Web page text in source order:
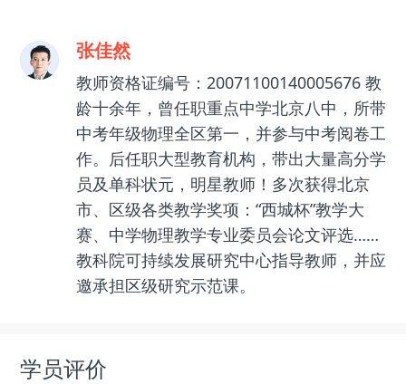
张佳然
教师资格证编号：20071100140005676 教
龄十余年，曾任职重点中学北京八中，所带
中考年级物理全区第一，并参与中考阅卷工
作。后任职大型教育机构，带出大量高分学
员及单科状元，明星教师！多次获得北京
市、区级各类教学奖项：“西城杯”教学大
赛、中学物理教学专业委员会论文评选……
教科院可持续发展研究中心指导教师，并应
邀承担区级研究示范课。
学员评价